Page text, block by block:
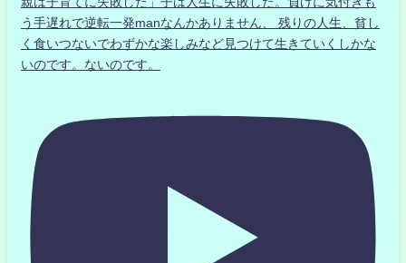
う手遅れで逆転一発manなんかありません、 残りの人生、貧し
く食いつないでわずかな楽しみなど見つけて生きていくしかな
いのです。ないのです。